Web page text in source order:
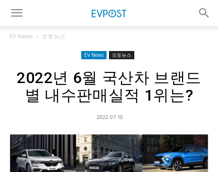
EV News 오토뉴스
EV News 오토뉴스
2022년 6월 국산차 브랜드
별 내수판매실적 1위는?
2022.07.10